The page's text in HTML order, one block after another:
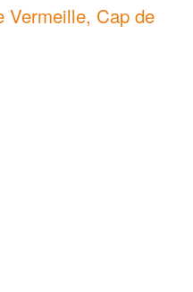
Vermeille, Cap de